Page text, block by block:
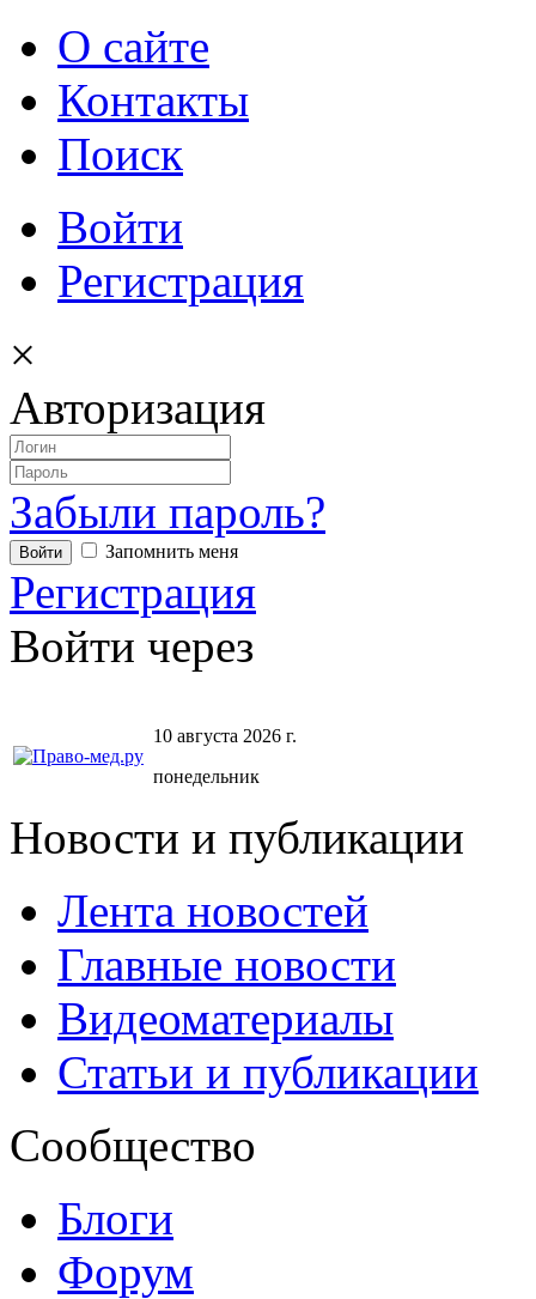
О сайте
Контакты
Поиск
Войти
Регистрация
×
Авторизация
Забыли пароль?
Запомнить меня
Регистрация
Войти через
10 августа 2026 г.
понедельник
Новости и публикации
Лента новостей
Главные новости
Видеоматериалы
Статьи и публикации
Сообщество
Блоги
Форум